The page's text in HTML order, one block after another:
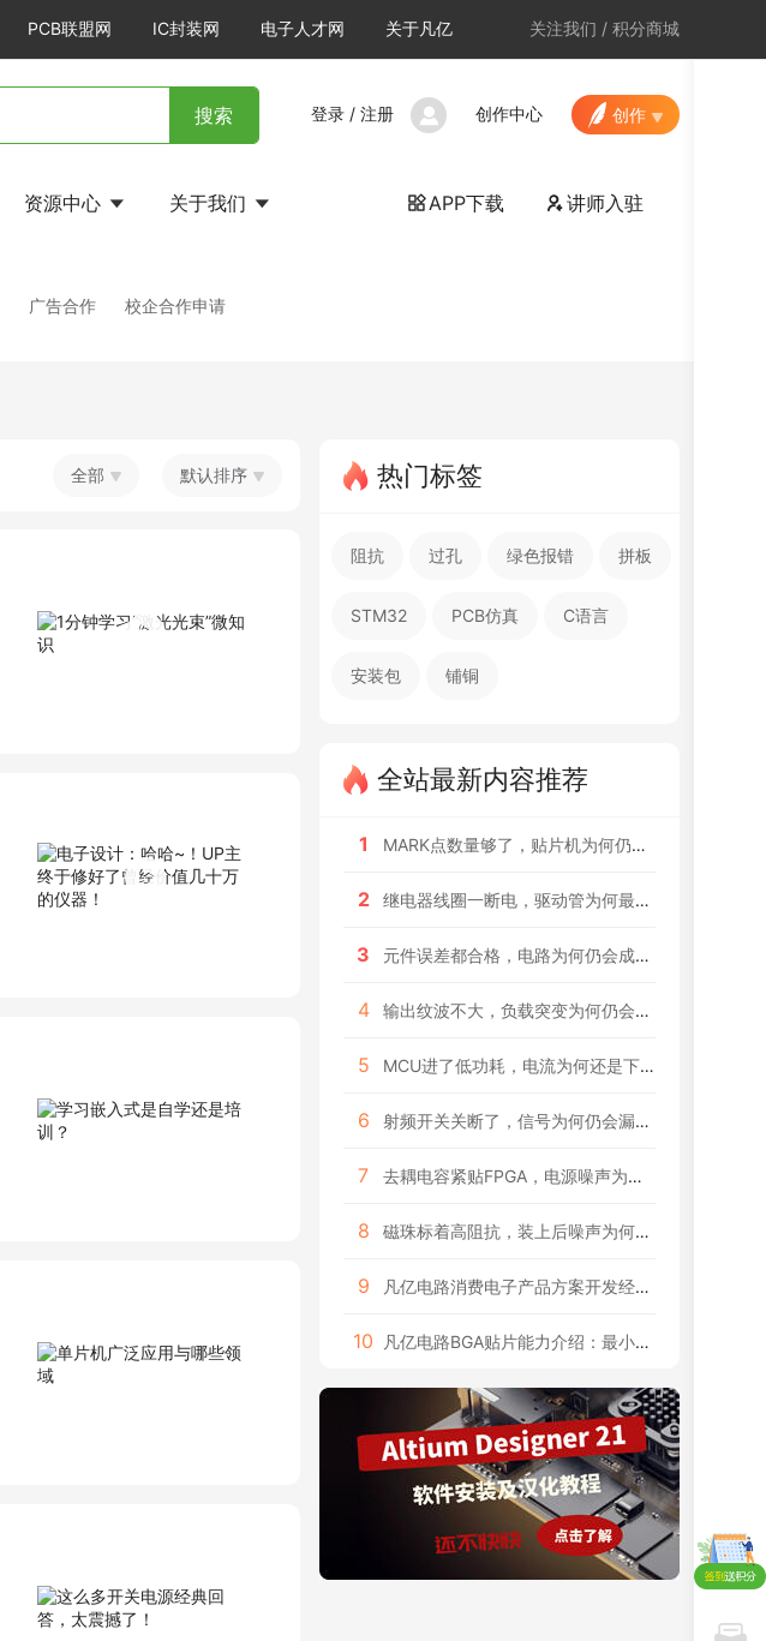
PCB联盟网 IC封装网 电子人才网 关于凡亿 关注我们 / 积分商城
搜索 登录 / 注册 创作中心 创作
资源中心 关于我们 APP下载 讲师入驻
广告合作 校企合作申请
全部 默认排序 热门标签
阻抗 过孔 绿色报错 拼板
STM32 PCB仿真 C语言
安装包 铺铜
全站最新内容推荐
1 MARK点数量够了，贴片机为何仍可能认不准？
2 继电器线圈一断电，驱动管为何最危险？
3 元件误差都合格，电路为何仍会成批越界？
4 输出纹波不大，负载突变为何仍会掉压？
5 MCU进了低功耗，电流为何还是下不去？
6 射频开关关断了，信号为何仍会漏过去？
7 去耦电容紧贴FPGA，电源噪声为何仍超标？
8 磁珠标着高阻抗，装上后噪声为何没降？
9 凡亿电路消费电子产品方案开发经验：智能硬件实战案例
10 凡亿电路BGA贴片能力介绍：最小0.3mm间距贴装经验